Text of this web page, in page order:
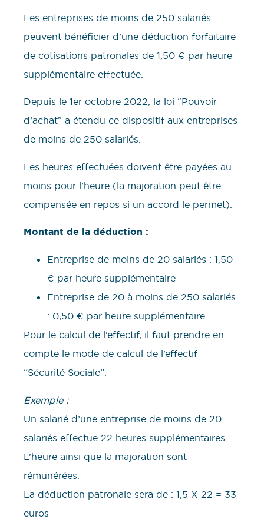
Les entreprises de moins de 250 salariés
peuvent bénéficier d’une déduction forfaitaire
de cotisations patronales de 1,50 € par heure
supplémentaire effectuée.
Depuis le 1er octobre 2022, la loi “Pouvoir
d’achat” a étendu ce dispositif aux entreprises
de moins de 250 salariés.
Les heures effectuées doivent être payées au
moins pour l’heure (la majoration peut être
compensée en repos si un accord le permet).
Montant de la déduction :
Entreprise de moins de 20 salariés : 1,50
€ par heure supplémentaire
Entreprise de 20 à moins de 250 salariés
: 0,50 € par heure supplémentaire
Pour le calcul de l’effectif, il faut prendre en
compte le mode de calcul de l’effectif
“Sécurité Sociale”.
Exemple :
Un salarié d’une entreprise de moins de 20
salariés effectue 22 heures supplémentaires.
L’heure ainsi que la majoration sont
rémunérées.
La déduction patronale sera de : 1,5 X 22 = 33
euros